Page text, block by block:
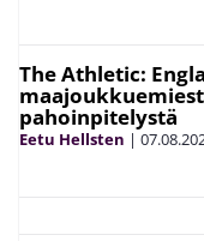
The Athletic:
pahoinpitelystä
Eetu Hellsten |